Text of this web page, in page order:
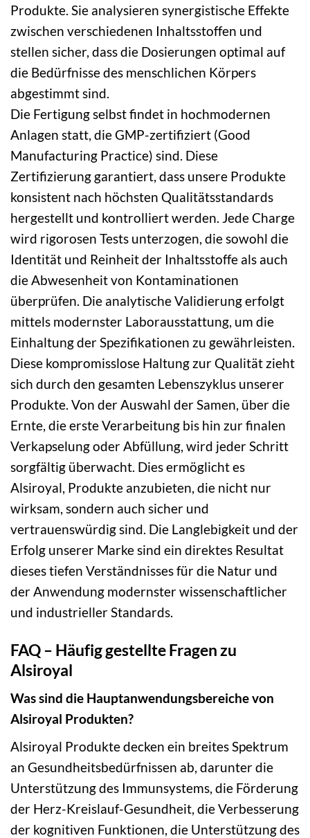
Produkte. Sie analysieren synergistische Effekte
zwischen verschiedenen Inhaltsstoffen und
stellen sicher, dass die Dosierungen optimal auf
die Bedürfnisse des menschlichen Körpers
abgestimmt sind.
Die Fertigung selbst findet in hochmodernen
Anlagen statt, die GMP-zertifiziert (Good
Manufacturing Practice) sind. Diese
Zertifizierung garantiert, dass unsere Produkte
konsistent nach höchsten Qualitätsstandards
hergestellt und kontrolliert werden. Jede Charge
wird rigorosen Tests unterzogen, die sowohl die
Identität und Reinheit der Inhaltsstoffe als auch
die Abwesenheit von Kontaminationen
überprüfen. Die analytische Validierung erfolgt
mittels modernster Laborausstattung, um die
Einhaltung der Spezifikationen zu gewährleisten.
Diese kompromisslose Haltung zur Qualität zieht
sich durch den gesamten Lebenszyklus unserer
Produkte. Von der Auswahl der Samen, über die
Ernte, die erste Verarbeitung bis hin zur finalen
Verkapselung oder Abfüllung, wird jeder Schritt
sorgfältig überwacht. Dies ermöglicht es
Alsiroyal, Produkte anzubieten, die nicht nur
wirksam, sondern auch sicher und
vertrauenswürdig sind. Die Langlebigkeit und der
Erfolg unserer Marke sind ein direktes Resultat
dieses tiefen Verständnisses für die Natur und
der Anwendung modernster wissenschaftlicher
und industrieller Standards.
FAQ – Häufig gestellte Fragen zu
Alsiroyal
Was sind die Hauptanwendungsbereiche von
Alsiroyal Produkten?
Alsiroyal Produkte decken ein breites Spektrum
an Gesundheitsbedürfnissen ab, darunter die
Unterstützung des Immunsystems, die Förderung
der Herz-Kreislauf-Gesundheit, die Verbesserung
der kognitiven Funktionen, die Unterstützung des